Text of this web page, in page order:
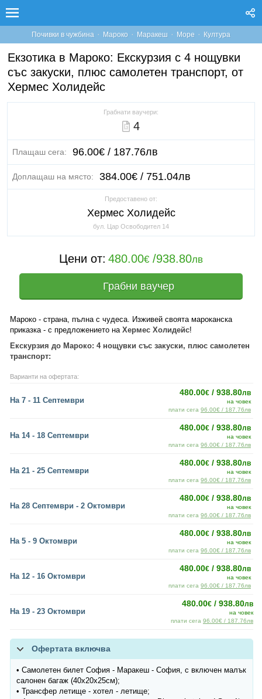
Почивки в чужбина · Мароко · Маракеш · Море · Култура
Екзотика в Мароко: Екскурзия с 4 нощувки
със закуски, плюс самолетен транспорт, от
Хермес Холидейс
Грабнати ваучери:
4
Плащаш сега: 96.00€ / 187.76лв
Доплащаш на място: 384.00€ / 751.04лв
Предоставено от:
Хермес Холидейс
бул. Цар Освободител 14
Цени от: 480.00€ /938.80лв
Грабни ваучер
Мароко - страна, пълна с чудеса. Изживей своята мароканска
приказка - с предложението на Хермес Холидейс!
Екскурзия до Мароко: 4 нощувки със закуски, плюс самолетен
транспорт:
Варианти на офертата:
На 7 - 11 Септември
480.00€ / 938.80лв
на човек
плати сега 96.00€ / 187.76лв
На 14 - 18 Септември
480.00€ / 938.80лв
на човек
плати сега 96.00€ / 187.76лв
На 21 - 25 Септември
480.00€ / 938.80лв
на човек
плати сега 96.00€ / 187.76лв
На 28 Септември - 2 Октомври
480.00€ / 938.80лв
на човек
плати сега 96.00€ / 187.76лв
На 5 - 9 Октомври
480.00€ / 938.80лв
на човек
плати сега 96.00€ / 187.76лв
На 12 - 16 Октомври
480.00€ / 938.80лв
на човек
плати сега 96.00€ / 187.76лв
На 19 - 23 Октомври
480.00€ / 938.80лв
на човек
плати сега 96.00€ / 187.76лв
Офертата включва
• Самолетен билет София - Маракеш - София, с включен малък
салонен багаж (40x20x25см);
• Трансфер летище - хотел - летище;